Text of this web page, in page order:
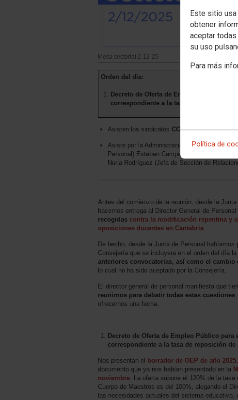
Este sitio
obtener
aceptar
su uso
Para más
Política de
Mesa sectorial 2-12-25
Orden del día:
Decreto de Oferta de Empleo Público para
correspondiente a la tasa de reposición de
Asisten los sindicatos CCOO, STEC, ANPE
Asiste por la Administración: Alberto
Personal) Esteban Campelo (Jefe del Servicio
Nuria Rodríguez (Jefa de Sección de
Antes del comienzo de la reunión, desde la
hacemos entrega al Director General de Personal
recogidas contra la modificación repentina y
oposiciones docentes en Cantabria.
De hecho, desde la Junta de Personal habíamos
Consejería que se incluyera en el orden del día la
anteriores convocatorias, así como el
lo cual no ha sido aceptado por la Consejería.
El director general de personal manifiesta que
reunirnos para debatir todas estas cuestiones
ofrecernos una fecha.
Decreto de Oferta de Empleo Público para
correspondiente a la tasa de reposición de
Nos presentan el borrador de OEP de año 2025
documento que ya nos habían presentado en la
noviembre. La oferta supone el 120% de la tasa
Cuerpo de Maestros es del 100%, alegando el
las necesidades actuales del sistema educativo,